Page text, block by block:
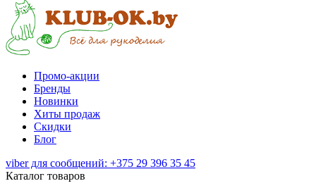
Промо-акции
Бренды
Новинки
Хиты продаж
Скидки
Блог
viber для сообщений: +375 29 396 35 45
Каталог товаров